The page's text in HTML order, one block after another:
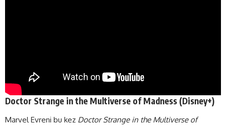
Doctor Strange in the Multiverse of Madness (Disney+)
Marvel Evreni bu kez Doctor Strange in the Multiverse of